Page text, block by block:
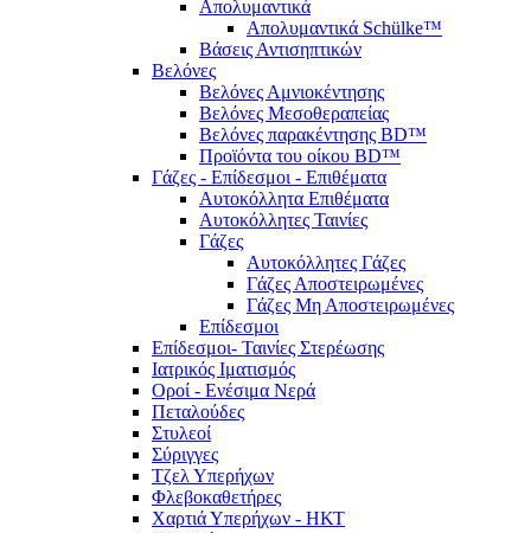
Απολυμαντικά
Απολυμαντικά Schülke™
Βάσεις Αντισηπτικών
Βελόνες
Βελόνες Αμνιοκέντησης
Βελόνες Μεσοθεραπείας
Βελόνες παρακέντησης BD™
Προϊόντα του οίκου BD™
Γάζες - Επίδεσμοι - Επιθέματα
Αυτοκόλλητα Επιθέματα
Αυτοκόλλητες Ταινίες
Γάζες
Αυτοκόλλητες Γάζες
Γάζες Αποστειρωμένες
Γάζες Μη Αποστειρωμένες
Επίδεσμοι
Επίδεσμοι- Ταινίες Στερέωσης
Ιατρικός Ιματισμός
Οροί - Ενέσιμα Νερά
Πεταλούδες
Στυλεοί
Σύριγγες
Τζελ Υπερήχων
Φλεβοκαθετήρες
Χαρτιά Υπερήχων - ΗΚΤ